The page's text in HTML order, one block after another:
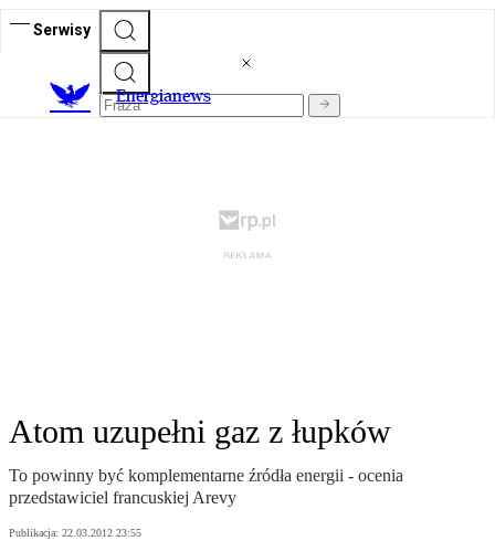
Serwisy
Energianews
Atom uzupełni gaz z łupków
To powinny być komplementarne źródła energii - ocenia
przedstawiciel francuskiej Arevy
Publikacja: 22.03.2012 23:55